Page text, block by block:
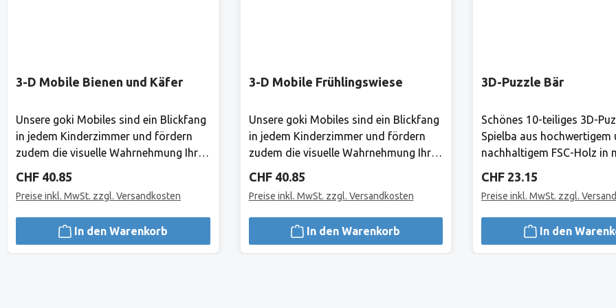
3-D Mobile Bienen und Käfer
Unsere goki Mobiles sind ein Blickfang
in jedem Kinderzimmer und fördern
zudem die visuelle Wahrnehmung Ihres
Neues zu entdecken! Mond und Sterne
laden zu himmlischen Träumen ein.
Holz, 18 TeileHerstellerAlles, was Goki
tut, tut Goki für Kinder.1981 haben
Regulärer Preis:
CHF 40.85
Preise inkl. MwSt. zzgl. Versandkosten
In den Warenkorb
3-D Mobile Frühlingswiese
Unsere goki Mobiles sind ein Blickfang
in jedem Kinderzimmer und fördern
zudem die visuelle Wahrnehmung Ihres
Neues zu entdecken! Mond und Sterne
laden zu himmlischen Träumen ein.
Holz, 18 TeileHerstellerAlles, was Goki
tut, tut Goki für Kinder.1981 haben
Regulärer Preis:
CHF 40.85
Preise inkl. MwSt. zzgl. Versandkosten
In den Warenkorb
3D-Puzzle Bär
Schönes 10-teiliges 3D-
Spielba aus hochwertigem
nachhaltigem FSC-Holz in
Produkte von Spielba
Qualität grösstmögliche
lange Lebensdauer und
uneingeschränkte
Regulärer Preis:
CHF 23.15
Preise inkl. MwSt. zzgl.
In den